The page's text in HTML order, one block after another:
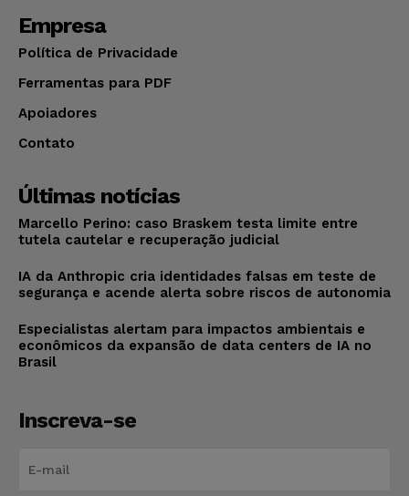
Empresa
Política de Privacidade
Ferramentas para PDF
Apoiadores
Contato
Últimas notícias
Marcello Perino: caso Braskem testa limite entre
tutela cautelar e recuperação judicial
IA da Anthropic cria identidades falsas em teste de
segurança e acende alerta sobre riscos de autonomia
Especialistas alertam para impactos ambientais e
econômicos da expansão de data centers de IA no
Brasil
Inscreva-se